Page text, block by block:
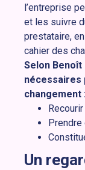
l’entreprise
et les suivre
prestataire,
cahier des
Selon
nécessaires
changement
Un